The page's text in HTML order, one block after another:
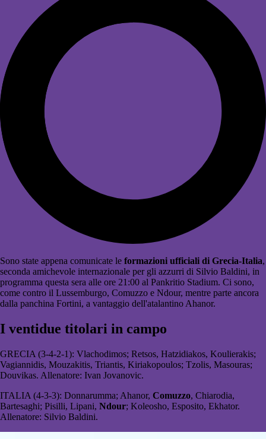
Sono state appena comunicate le formazioni ufficiali di Grecia-Italia,
seconda amichevole internazionale per gli azzurri di Silvio Baldini, in
programma questa sera alle ore 21:00 al Pankritio Stadium. Ci sono,
come contro il Lussemburgo, Comuzzo e Ndour, mentre parte ancora
dalla panchina Fortini, a vantaggio dell'atalantino Ahanor.
I ventidue titolari in campo
GRECIA (3-4-2-1): Vlachodimos; Retsos, Hatzidiakos, Koulierakis;
Vagiannidis, Mouzakitis, Triantis, Kiriakopoulos; Tzolis, Masouras;
Douvikas. Allenatore: Ivan Jovanovic.
ITALIA (4-3-3): Donnarumma; Ahanor, Comuzzo, Chiarodia,
Bartesaghi; Pisilli, Lipani, Ndour; Koleosho, Esposito, Ekhator.
Allenatore: Silvio Baldini.